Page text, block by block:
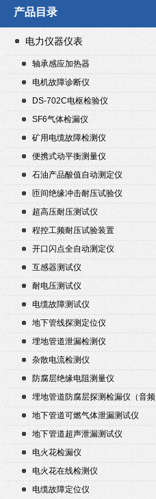
产品目录
电力仪器仪表
轴承感应加热器
电机故障诊断仪
DS-702C电枢检验仪
SF6气体检漏仪
矿用电缆故障检测仪
便携式动平衡测量仪
石油产品酸值自动测定仪
匝间绝缘冲击耐压试验仪
超高压耐压测试仪
程控工频耐压试验装置
开口闪点全自动测定仪
互感器测试仪
耐电压测试仪
电缆故障测试仪
地下管线探测定位仪
埋地管道泄漏检测仪
杂散电流检测仪
防腐层绝缘电阻测量仪
埋地管道防腐层探测检漏仪（音频
检漏仪）
地下管道可燃气体泄漏测试仪
地下管道超声泄漏测试仪
电火花检漏仪
电火花在线检测仪
电缆故障定位仪